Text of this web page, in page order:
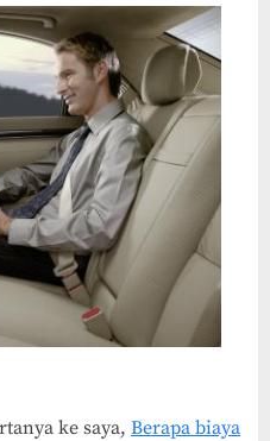
Tanya,
Berapa
Biaya
buat
Website?
ke saya, Berapa biaya